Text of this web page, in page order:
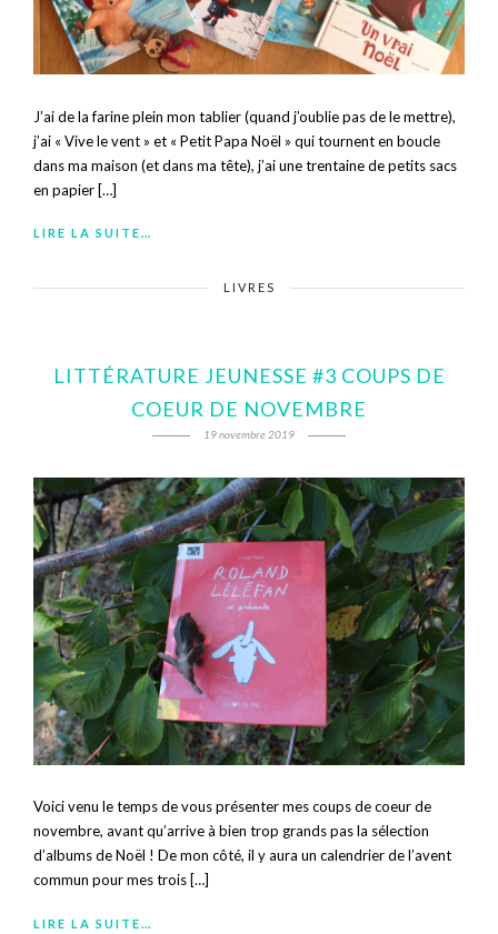
J’ai de la farine plein mon tablier (quand j’oublie pas de le mettre),
j’ai « Vive le vent » et « Petit Papa Noël » qui tournent en boucle
dans ma maison (et dans ma tête), j’ai une trentaine de petits sacs
en papier […]
LIRE LA SUITE…
LIVRES
LITTÉRATURE JEUNESSE #3 COUPS DE
COEUR DE NOVEMBRE
19 novembre 2019
Voici venu le temps de vous présenter mes coups de coeur de
novembre, avant qu’arrive à bien trop grands pas la sélection
d’albums de Noël ! De mon côté, il y aura un calendrier de l’avent
commun pour mes trois […]
LIRE LA SUITE…